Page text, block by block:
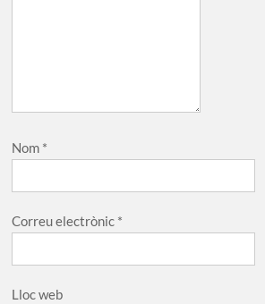
Nom *
Correu electrònic *
Lloc web